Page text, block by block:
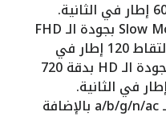
كما يدعم التصوير الـ Slow Motion بجودة الـ FHD
بدقة 1080 بكسل بمعدل التقاط 120 إطار في
الثانية كما يدعم التصوير بجودة الـ HD بدقة 720
الواي فاي يأتي بترددات الـ a/b/g/n/ac بالإضافة